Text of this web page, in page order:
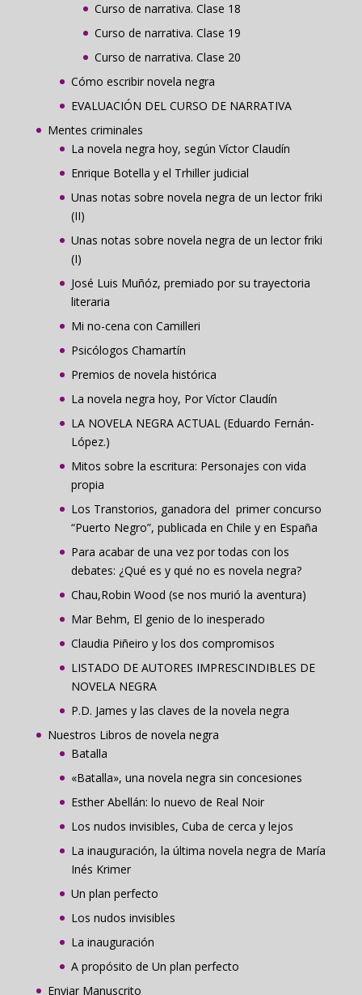
Curso de narrativa. Clase 18
Curso de narrativa. Clase 19
Curso de narrativa. Clase 20
Cómo escribir novela negra
EVALUACIÓN DEL CURSO DE NARRATIVA
Mentes criminales
La novela negra hoy, según Víctor Claudín
Enrique Botella y el Trhiller judicial
Unas notas sobre novela negra de un lector friki
(II)
Unas notas sobre novela negra de un lector friki
(I)
José Luis Muñóz, premiado por su trayectoria
literaria
Mi no-cena con Camilleri
Psicólogos Chamartín
Premios de novela histórica
La novela negra hoy, Por Víctor Claudín
LA NOVELA NEGRA ACTUAL (Eduardo Fernán-
López.)
Mitos sobre la escritura: Personajes con vida
propia
Los Transtorios, ganadora del primer concurso
“Puerto Negro”, publicada en Chile y en España
Para acabar de una vez por todas con los
debates: ¿Qué es y qué no es novela negra?
Chau,Robin Wood (se nos murió la aventura)
Mar Behm, El genio de lo inesperado
Claudia Piñeiro y los dos compromisos
LISTADO DE AUTORES IMPRESCINDIBLES DE
NOVELA NEGRA
P.D. James y las claves de la novela negra
Nuestros Libros de novela negra
Batalla
«Batalla», una novela negra sin concesiones
Esther Abellán: lo nuevo de Real Noir
Los nudos invisibles, Cuba de cerca y lejos
La inauguración, la última novela negra de María
Inés Krimer
Un plan perfecto
Los nudos invisibles
La inauguración
A propósito de Un plan perfecto
Enviar Manuscrito